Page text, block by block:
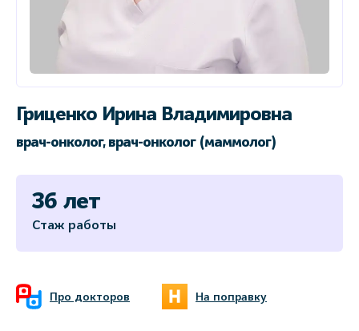
Гриценко Ирина Владимировна
врач-онколог, врач-онколог (маммолог)
36 лет
Стаж работы
Про докторов На поправку